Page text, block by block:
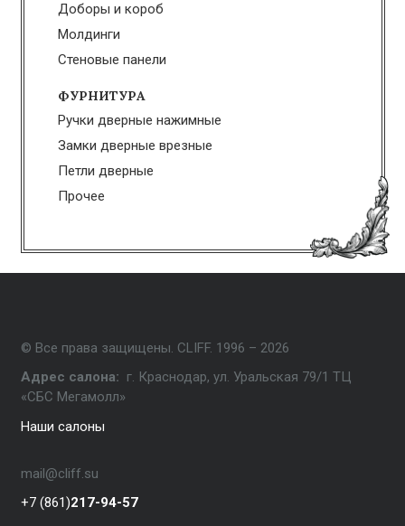
Доборы и короб
Молдинги
Стеновые панели
ФУРНИТУРА
Ручки дверные нажимные
Замки дверные врезные
Петли дверные
Прочее
© Все права защищены. CLIFF. 1996 – 2026
Адрес салона: г. Краснодар, ул. Уральская 79/1 ТЦ
«СБС Мегамолл»
Наши салоны
mail@cliff.su
+7 (861)217-94-57